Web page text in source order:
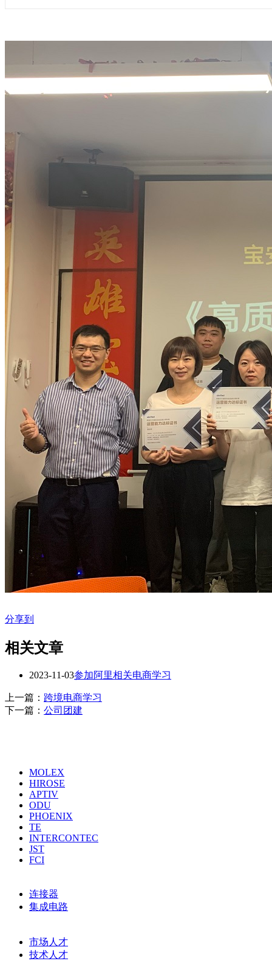
分享到
相关文章
2023-11-03参加阿里相关电商学习
上一篇： 跨境电商学习
下一篇： 公司团建
MOLEX
HIROSE
APTIV
ODU
PHOENIX
TE
INTERCONTEC
JST
FCI
连接器
集成电路
市场人才
技术人才